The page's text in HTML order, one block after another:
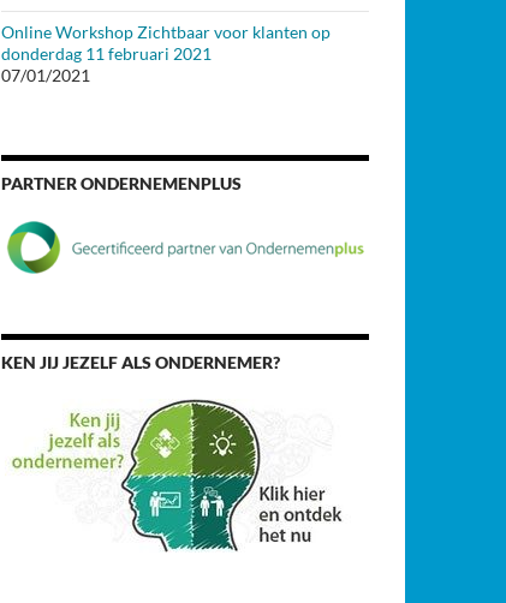
Online Workshop Zichtbaar voor klanten op
donderdag 11 februari 2021
07/01/2021
PARTNER ONDERNEMENPLUS
KEN JIJ JEZELF ALS ONDERNEMER?